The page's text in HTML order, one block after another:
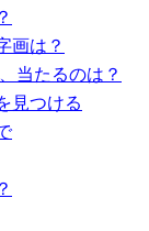
画は？
当たるのは？
見つける